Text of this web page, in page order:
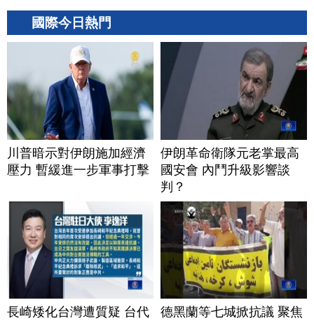
國際今日熱門
川普暗示對伊朗施加經濟
壓力 暫緩進一步軍事打擊
伊朗革命衛隊元老掌最高
國安會 內鬥升級影響談
判？
長崎矮化台灣遭質疑 台代
德黑蘭等七城掀抗議 聚焦